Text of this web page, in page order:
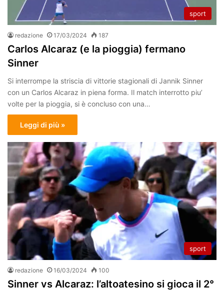
sport
redazione 17/03/2024 187
Carlos Alcaraz (e la pioggia) fermano
Sinner
Si interrompe la striscia di vittorie stagionali di Jannik Sinner
con un Carlos Alcaraz in piena forma. Il match interrotto piu’
volte per la pioggia, si è concluso con una…
Leggi di più »
sport
redazione 16/03/2024 100
Sinner vs Alcaraz: l’altoatesino si gioca il 2°